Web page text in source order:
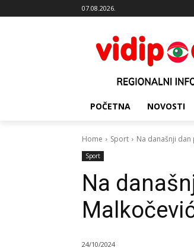
07.08.2026.
POČETNA NOVOSTI
Home Sport Na današnji dan
Sport
Na
24/10/2024